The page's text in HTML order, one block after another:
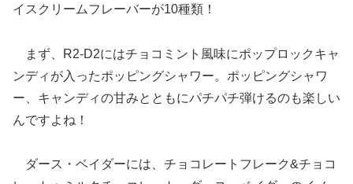
イスクリームフレーバーが10種類！
まず、R2-D2にはチョコミント風味にポップロックキャ
ンディが入ったポッピングシャワー。ポッピングシャワ
ー、キャンディの甘みとともにパチパチ弾けるのも楽しい
んですよね！
ダース・ベイダーには、チョコレートフレーク&チョコ